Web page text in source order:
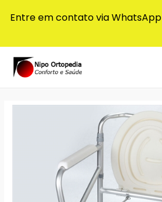
Entre em contato via WhatsApp